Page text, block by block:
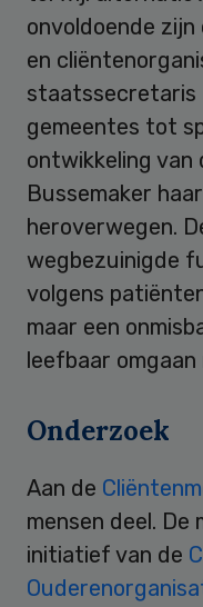
onvoldoende
en
staatssecretaris
gemeentes tot
ontwikkeling van
Bussemaker
heroverwegen.
wegbezuinigde
volgens
maar een
leefbaar
Onderzoek
Aan de
mensen deel. De
initiatief van de